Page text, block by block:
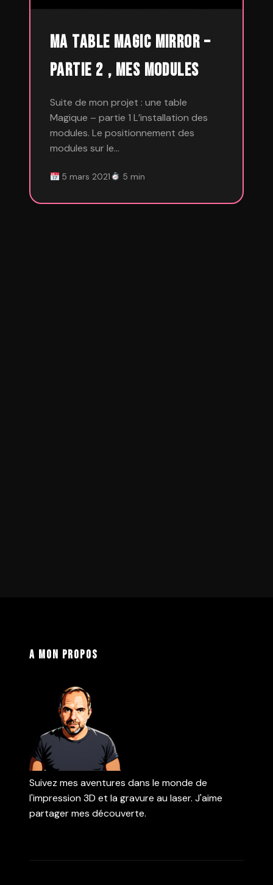
Ma table Magic Mirror –
Partie 2 , Mes Modules
Suite de mon projet : une table
Magique – partie 1 L’installation des
modules. Le positionnement des
modules sur le…
5 mars 2021 5 min
A mon propos
Suivez mes aventures dans le monde de
l'impression 3D et la gravure au laser. J'aime
partager mes découverte.